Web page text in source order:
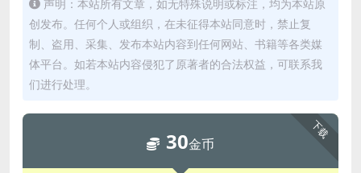
声明：本站所有文章，如无特殊说明或标注，均为本站原
创发布。任何个人或组织，在未征得本站同意时，禁止复
制、盗用、采集、发布本站内容到任何网站、书籍等各类媒
体平台。如若本站内容侵犯了原著者的合法权益，可联系我
们进行处理。
下载
30金币